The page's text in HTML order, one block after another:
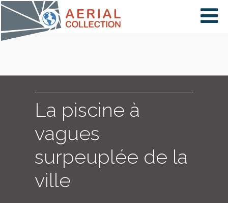
×
La piscine à
vagues
surpeuplée de la
ville